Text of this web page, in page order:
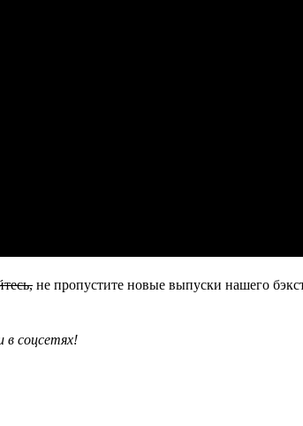
не пропустите новые выпуски нашего
в соцсетях!